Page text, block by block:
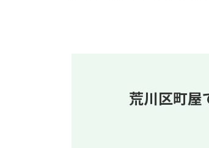
荒川区町屋